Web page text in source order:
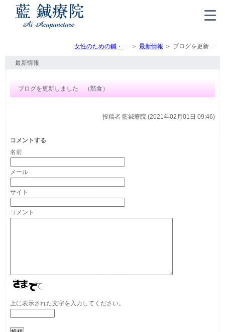
女性のための鍼・灸・マッサージ（トップ） 最新情報 ブログを更新しました （黙食）
最新情報
ブログを更新しました （黙食）
投稿者 藍鍼療院 (2021年02月01日 09:46)
コメントする
名前
メール
サイト
上に表示された文字を入力してください。
コメント